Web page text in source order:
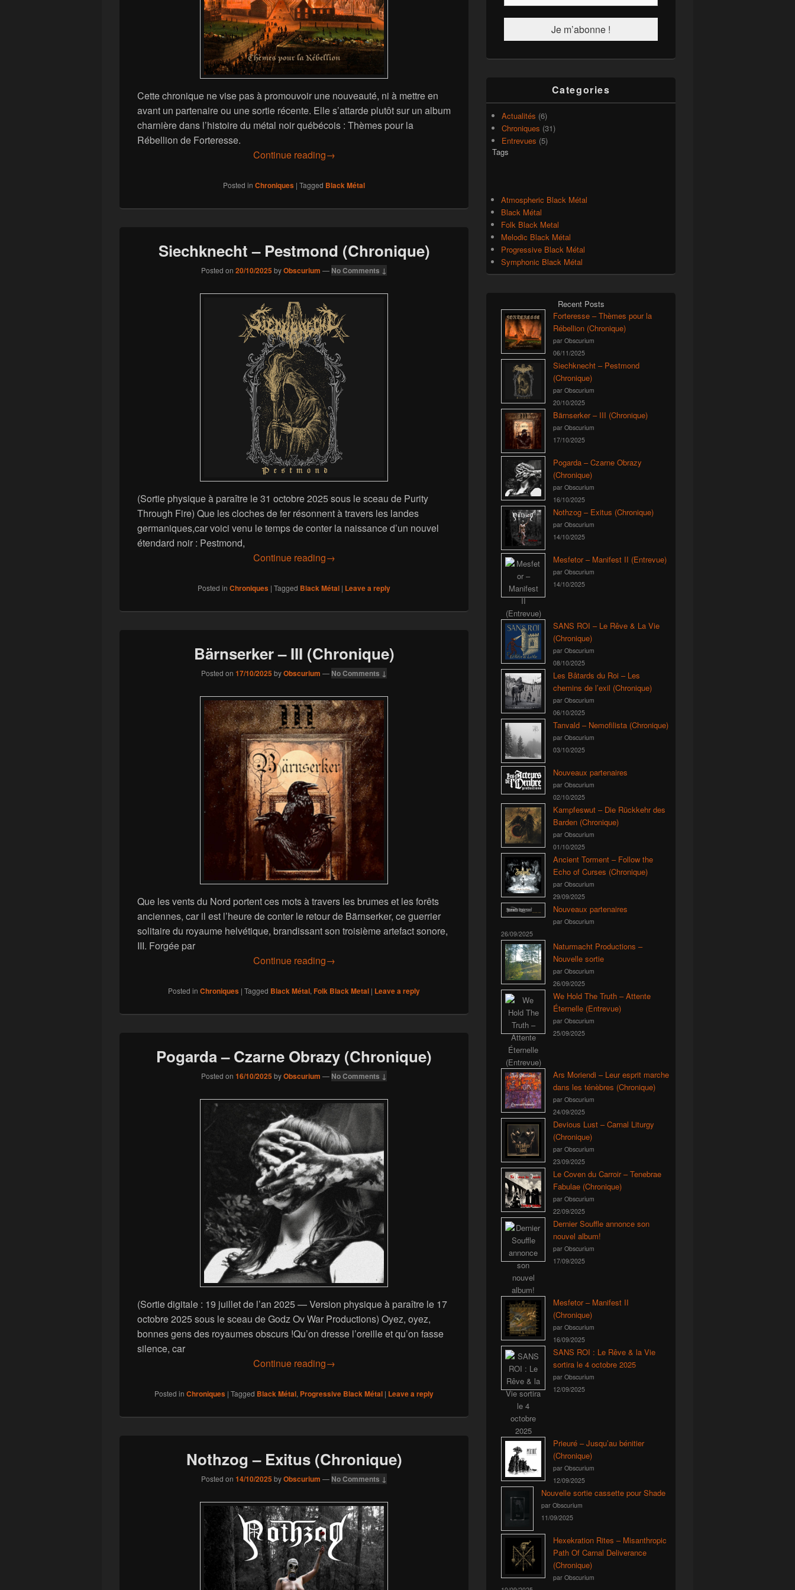
Cette chronique ne vise pas à promouvoir une nouveauté, ni à mettre en
avant un partenaire ou une sortie récente. Elle s’attarde plutôt sur un album
charnière dans l’histoire du métal noir québécois : Thèmes pour la
Rébellion de Forteresse.
Continue readingForteresse – Thèmes pour la Rébellion (Chronique)
→
Posted in Chroniques | Tagged Black Métal
Siechknecht – Pestmond (Chronique)
Posted on 20/10/2025 byObscurium — No Comments ↓
(Sortie physique à paraître le 31 octobre 2025 sous le sceau de Purity
Through Fire) Que les cloches de fer résonnent à travers les landes
germaniques,car voici venu le temps de conter la naissance d’un nouvel
étendard noir : Pestmond,
Continue readingSiechknecht – Pestmond (Chronique)
→
Posted in Chroniques | Tagged Black Métal | Leave a reply
Bärnserker – III (Chronique)
Posted on 17/10/2025 byObscurium — No Comments ↓
Que les vents du Nord portent ces mots à travers les brumes et les forêts
anciennes, car il est l’heure de conter le retour de Bärnserker, ce guerrier
solitaire du royaume helvétique, brandissant son troisième artefact sonore,
III. Forgée par
Continue readingBärnserker – III (Chronique)
→
Posted in Chroniques | Tagged Black Métal, Folk Black Metal | Leave a reply
Pogarda – Czarne Obrazy (Chronique)
Posted on 16/10/2025 byObscurium — No Comments ↓
(Sortie digitale : 19 juillet de l’an 2025 — Version physique à paraître le 17
octobre 2025 sous le sceau de Godz Ov War Productions) Oyez, oyez,
bonnes gens des royaumes obscurs !Qu’on dresse l’oreille et qu’on fasse
silence, car
Continue readingPogarda – Czarne Obrazy (Chronique)
→
Posted in Chroniques | Tagged Black Métal, Progressive Black Métal | Leave a reply
Nothzog – Exitus (Chronique)
Posted on 14/10/2025 byObscurium — No Comments ↓
Categories
Actualités (6)
Chroniques (31)
Entrevues (5)
Tags
Atmospheric Black Métal
Black Métal
Folk Black Metal
Melodic Black Métal
Progressive Black Métal
Symphonic Black Métal
Recent Posts
Forteresse – Thèmes pour la
Rébellion (Chronique)
par Obscurium
06/11/2025
Siechknecht – Pestmond
(Chronique)
par Obscurium
20/10/2025
Bärnserker – III (Chronique)
par Obscurium
17/10/2025
Pogarda – Czarne Obrazy
(Chronique)
par Obscurium
16/10/2025
Nothzog – Exitus (Chronique)
par Obscurium
14/10/2025
Mesfetor – Manifest II (Entrevue)
par Obscurium
14/10/2025
SANS ROI – Le Rêve & La Vie
(Chronique)
par Obscurium
08/10/2025
Les Bâtards du Roi – Les
chemins de l’exil (Chronique)
par Obscurium
06/10/2025
Tanvald – Nemofilista (Chronique)
par Obscurium
03/10/2025
Nouveaux partenaires
par Obscurium
02/10/2025
Kampfeswut – Die Rückkehr des
Barden (Chronique)
par Obscurium
01/10/2025
Ancient Torment – Follow the
Echo of Curses (Chronique)
par Obscurium
29/09/2025
Nouveaux partenaires
par Obscurium
26/09/2025
Naturmacht Productions –
Nouvelle sortie
par Obscurium
26/09/2025
We Hold The Truth – Attente
Éternelle (Entrevue)
par Obscurium
25/09/2025
Ars Moriendi – Leur esprit marche
dans les ténèbres (Chronique)
par Obscurium
24/09/2025
Devious Lust – Carnal Liturgy
(Chronique)
par Obscurium
23/09/2025
Le Coven du Carroir – Tenebrae
Fabulae (Chronique)
par Obscurium
22/09/2025
Dernier Souffle annonce son
nouvel album!
par Obscurium
17/09/2025
Mesfetor – Manifest II
(Chronique)
par Obscurium
16/09/2025
SANS ROI : Le Rêve & la Vie
sortira le 4 octobre 2025
par Obscurium
12/09/2025
Prieuré – Jusqu’au bénitier
(Chronique)
par Obscurium
12/09/2025
Nouvelle sortie cassette pour Shade
par Obscurium
11/09/2025
Hexekration Rites – Misanthropic
Path Of Carnal Deliverance
(Chronique)
par Obscurium